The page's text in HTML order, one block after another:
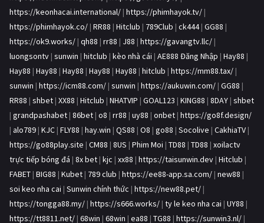
https://keonhacai.international/ | https://phimhayok.tv/ |
https://phimhayok.co/ | RR88 | Hitclub | 789Club | ck444| GG88 |
https://ok9.works/ | qh88 | rr88 | J88 | https://gavangtv.llc/ |
luongsontv | sunwin | hitclub | kèo nhà cái | AE888 Đăng Nhập | Hay88 |
Hay88 | Hay88 | Hay88 | Hay88 | Hay88 | hitclub | https://mm88.tax/ |
sunwin | https://icm88.com/ | sunwin | https://aukuwin.com/ | GG88 |
RR88 | shbet | XX88 | Hitclub | NHATVIP | GOAL123 | KING88 | 8DAY | shbet
| grandpashabet | 86bet | o8 | rr88 | uy88 | onbet | https://go8f.design/
| alo789 | KJC | FLY88 | hay.win | QS88 | O8 | go88 | Socolive | CakhiaTV |
https://go88play.site | CM88 | 8US | Phim Moi | TD88 | TD88 | xoilactv
trực tiếp bóng đá | 8x bet | kjc | xx88 | https://taisunwin.dev | Hitclub |
FABET | BIG88 | Kubet | 789 club | https://ee88-app.sa.com/ | new88 |
soi keo nha cai | Sunwin chính thức | https://new88.pet/ |
https://tongga88.my/ | https://s666.works/ | ty le keo nha cai | UY88 |
https://tt8811.net/ | 68win | 68win | ea88 | TG88 | https://sunwin3.nl/ |